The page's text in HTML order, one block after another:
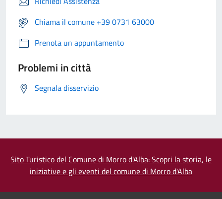
Chiama il comune +39 0731 63000
Prenota un appuntamento
Problemi in città
Segnala disservizio
Sito Turistico del Comune di Morro d'Alba: Scopri la storia, le
iniziative e gli eventi del comune di Morro d'Alba